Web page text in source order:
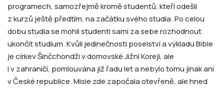
programech, samozřejmě kromě studentů, kteří odešli
z kurzů ještě předtím, na začátku svého studia. Po celou
dobu studia se mohli studenti sami za sebe rozhodnout
ukončit studium. Kvůli jedinečnosti poselství a výkladu Bible
je církev Šinčchondži v domovské Jižní Koreji, ale
i v zahraničí, pomlouvána již řadu let a nebylo tomu jinak ani
v České republice. Misie zde započala otevřeně, ale hned